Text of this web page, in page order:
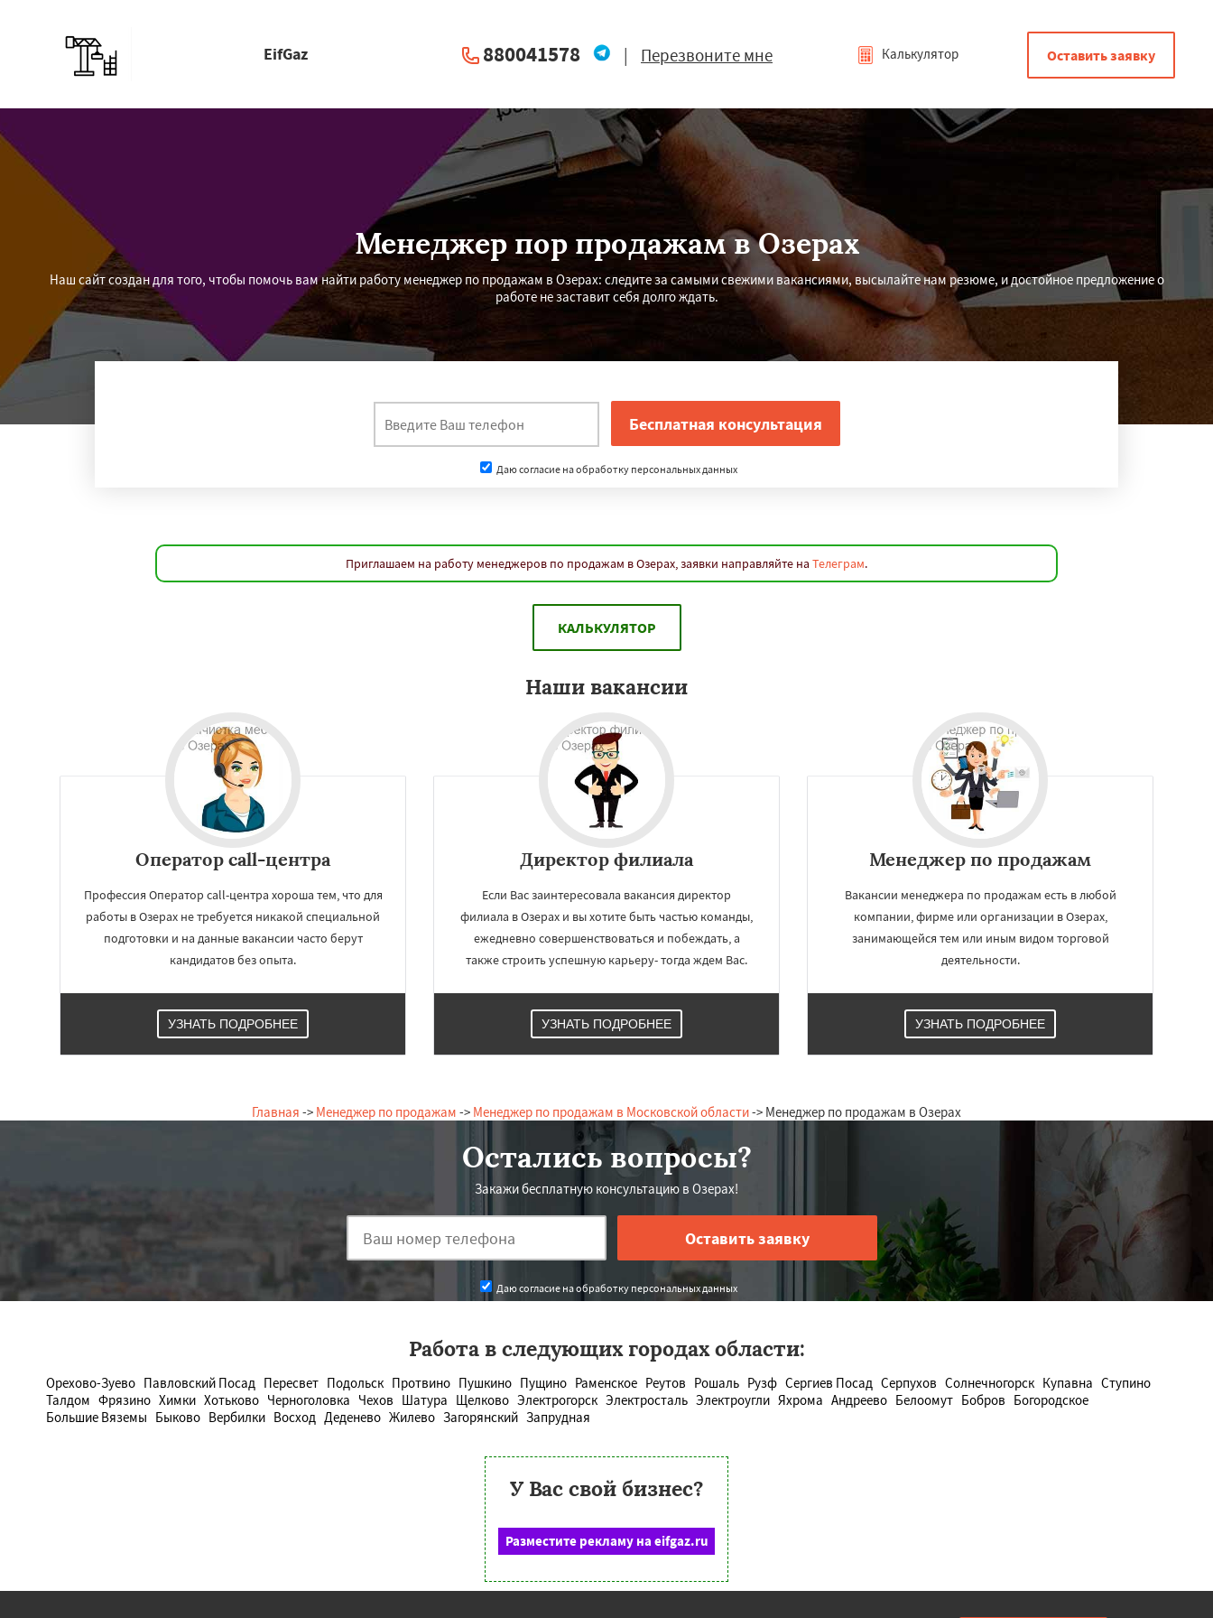
×
Химки
Чехов
Шатура
Яхрома
Андреево Белоомут
Богородское
Большие Вяземы
Быково Вербилки
Восход Деденево
Загорянский
EifGaz 880041578 | Перезвоните мне Калькулятор Оставить заявку
Менеджер пор продажам в Озерах
Наш сайт создан для того, чтобы помочь вам найти работу менеджер по продажам в Озерах: следите за самыми свежими вакансиями, высылайте нам резюме, и достойное предложение о
работе не заставит себя долго ждать.
Даю согласие на обработку персональных данных
Приглашаем на работу менеджеров по продажам в Озерах, заявки направляйте на Телеграм.
КАЛЬКУЛЯТОР
Наши вакансии
Оператор call-центра
Профессия Оператор call-центра хороша тем, что для
работы в Озерах не требуется никакой специальной
подготовки и на данные вакансии часто берут
кандидатов без опыта.
УЗНАТЬ ПОДРОБНЕЕ
Директор филиала
Если Вас заинтересовала вакансия директор
филиала в Озерах и вы хотите быть частью команды,
ежедневно совершенствоваться и побеждать, а
также строить успешную карьеру- тогда ждем Вас.
УЗНАТЬ ПОДРОБНЕЕ
Менеджер по продажам
Вакансии менеджера по продажам есть в любой
компании, фирме или организации в Озерах,
занимающейся тем или иным видом торговой
деятельности.
УЗНАТЬ ПОДРОБНЕЕ
Главная -> Менеджер по продажам -> Менеджер по продажам в Московской области-> Менеджер по продажам в Озерах
Остались вопросы?
Закажи бесплатную консультацию в Озерах!
Даю согласие на обработку персональных данных
Работа в следующих городах области:
Орехово-Зуево Павловский Посад Пересвет Подольск Протвино Пушкино Пущино Раменское Реутов Рошаль Рузф Сергиев Посад Серпухов Солнечногорск Купавна Ступино
Талдом Фрязино Химки Хотьково Черноголовка Чехов Шатура Щелково Электрогорск Электросталь Электроугли Яхрома Андреево Белоомут Бобров Богородское
Большие Вяземы Быково Вербилки Восход Деденево Жилево Загорянский Запрудная
У Вас свой бизнес?
Разместите рекламу на eifgaz.ru
УЗНАТЬ ПОДРОБНЕЕ
Даю согласие на обработку персональных данных